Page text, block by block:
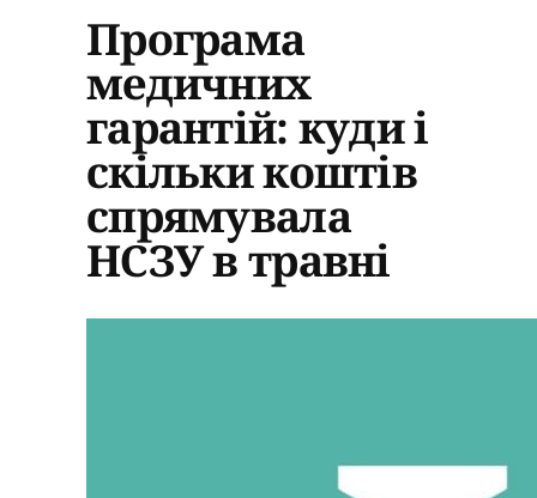
Програма
медичних
гарантій: куди і
скільки коштів
спрямувала
НСЗУ в травні